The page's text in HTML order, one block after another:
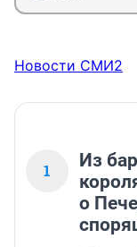
Новости СМИ2
1
Из
о